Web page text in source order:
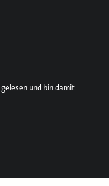
gelesen und bin damit